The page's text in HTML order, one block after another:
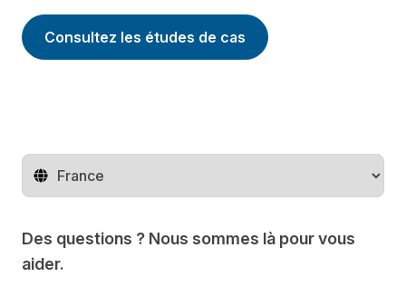
Consultez les études de cas
Changer de pays
Des questions ? Nous sommes là pour vous
aider.